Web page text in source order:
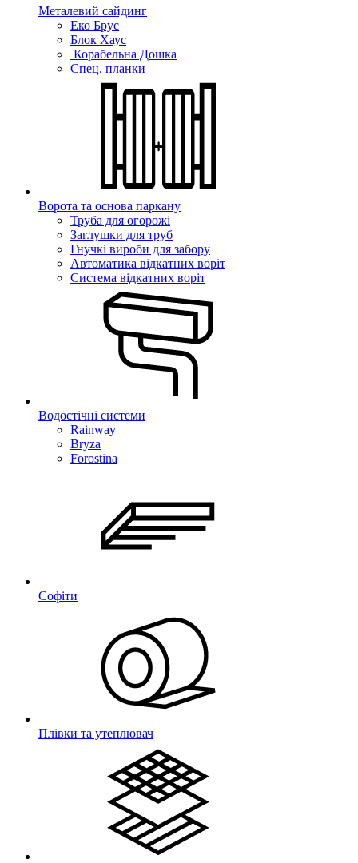
Металевий сайдинг
Еко Брус
Блок Хаус
Корабельна Дошка
Спец. планки
Ворота та основа паркану
Труба для огорожі
Заглушки для труб
Гнучкі вироби для забору
Автоматика відкатних воріт
Система відкатних воріт
Водостічні системи
Rainway
Bryza
Forostina
Софіти
Плівки та утеплювач